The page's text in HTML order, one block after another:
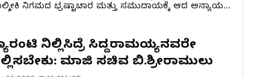
ನಿಗಮದ ಭ್ರಷ್ಟಾಚಾರ ಮತ್ತು ಸಮುದಾಯಕ್ಕೆ ಆದ ಅನ್ಯಾಯದ
ನಿಲ್ಲಿಸಿದ್ರೆ ಸಿದ್ದರಾಮಯ್ಯನವರೇ
ಮಾಜಿ ಸಚಿವ ಬಿ.ಶ್ರೀರಾಮುಲು